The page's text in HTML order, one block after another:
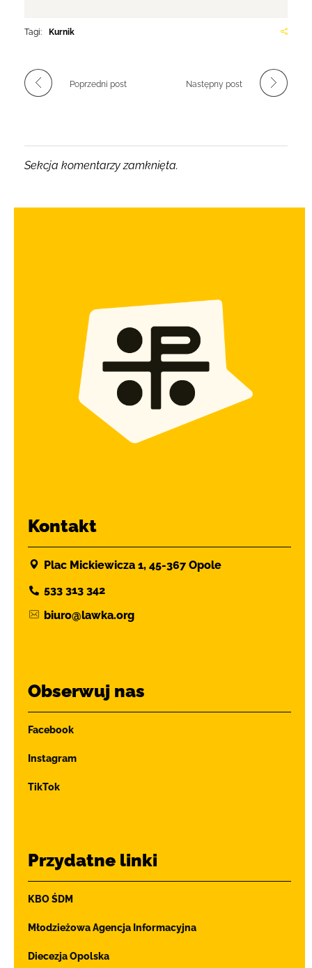
Tagi: Kurnik
Poprzedni post Następny post
Sekcja komentarzy zamknięta.
Kontakt
Plac Mickiewicza 1, 45-367 Opole
533 313 342
biuro@lawka.org
Obserwuj nas
Facebook
Instagram
TikTok
Przydatne linki
KBO ŚDM
Młodzieżowa Agencja Informacyjna
Diecezja Opolska